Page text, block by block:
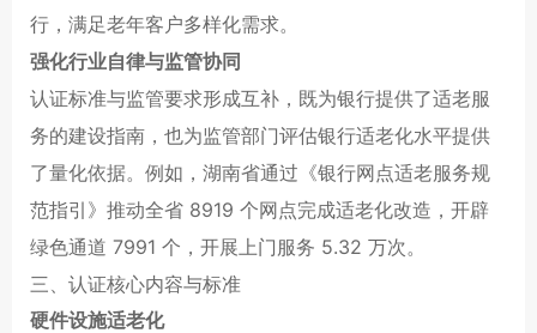
行，满足老年客户多样化需求。
强化行业自律与监管协同
认证标准与监管要求形成互补，既为银行提供了适老服
务的建设指南，也为监管部门评估银行适老化水平提供
了量化依据。例如，湖南省通过《银行网点适老服务规
范指引》推动全省 8919 个网点完成适老化改造，开辟
绿色通道 7991 个，开展上门服务 5.32 万次。
三、认证核心内容与标准
硬件设施适老化